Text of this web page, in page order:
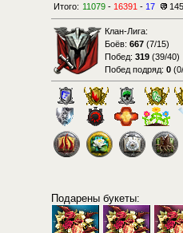
Итого: 11079 - 16391 - 17
Клан-Лига:
Боёв: 667 (7/15)
Побед: 319 (39/40)
Побед подряд: 0 (
Подарены букеты: